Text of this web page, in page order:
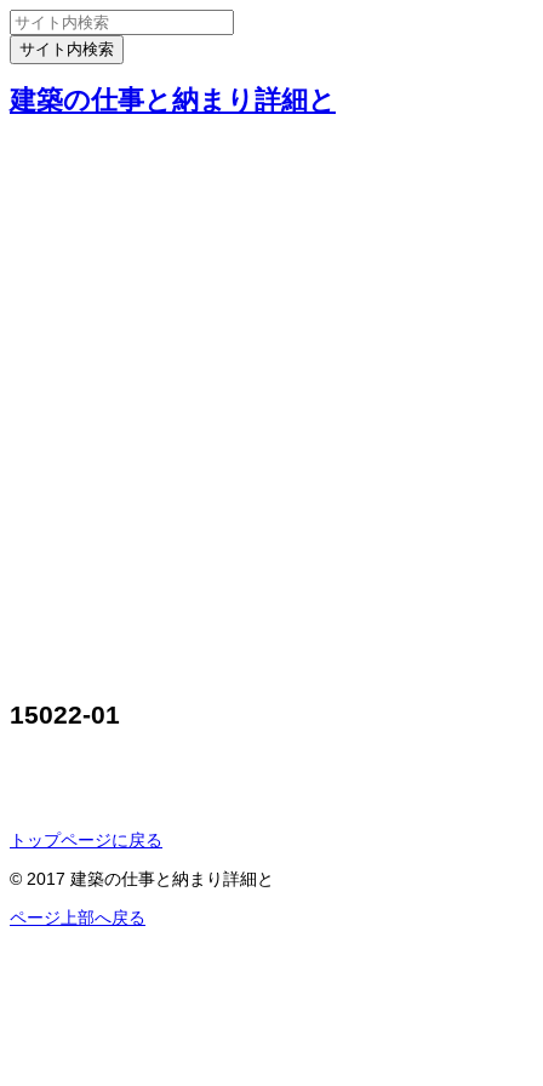
建築の仕事と納まり詳細と
15022-01
トップページに戻る
© 2017 建築の仕事と納まり詳細と
ページ上部へ戻る